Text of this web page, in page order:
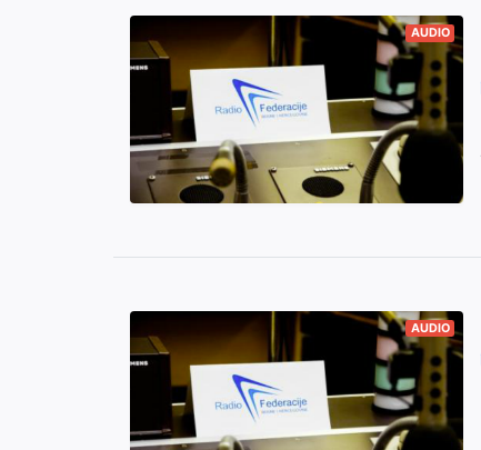
AUDIO
AUDIO